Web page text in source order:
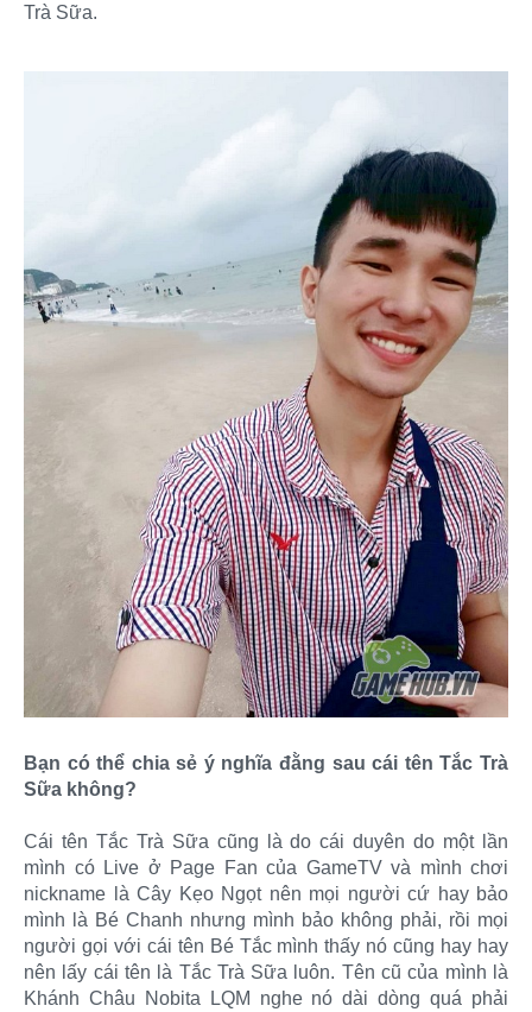
Trà Sữa.
Bạn có thể chia sẻ ý nghĩa đằng sau cái tên Tắc Trà
Sữa không?
Cái tên Tắc Trà Sữa cũng là do cái duyên do một lần
mình có Live ở Page Fan của GameTV và mình chơi
nickname là Cây Kẹo Ngọt nên mọi người cứ hay bảo
mình là Bé Chanh nhưng mình bảo không phải, rồi mọi
người gọi với cái tên Bé Tắc mình thấy nó cũng hay hay
nên lấy cái tên là Tắc Trà Sữa luôn. Tên cũ của mình là
Khánh Châu Nobita LQM nghe nó dài dòng quá phải